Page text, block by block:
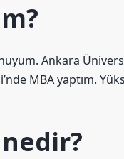
Ankara
MBA yaptım.